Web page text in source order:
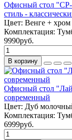
Офисный стол "СР-
стиль -
Цвет: Венге + хром
Комплектация:
9990руб.
В корзину
Офисный стол
современный
Цвет: Дуб
Комплектация:
6999руб.